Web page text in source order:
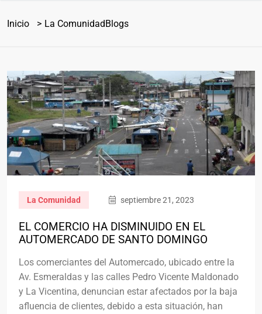
Inicio La ComunidadBlogs
La Comunidad septiembre 21, 2023
EL COMERCIO HA DISMINUIDO EN EL
AUTOMERCADO DE SANTO DOMINGO
Los comerciantes del Automercado, ubicado entre la
Av. Esmeraldas y las calles Pedro Vicente Maldonado
y La Vicentina, denuncian estar afectados por la baja
afluencia de clientes, debido a esta situación, han